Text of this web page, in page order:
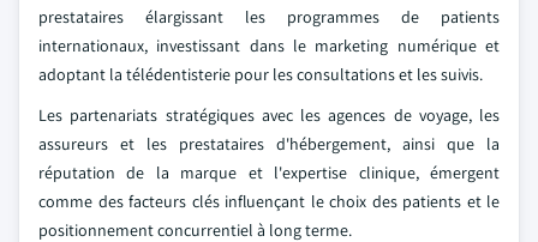
prestataires élargissant les programmes de patients
internationaux, investissant dans le marketing numérique et
adoptant la télédentisterie pour les consultations et les suivis.
Les partenariats stratégiques avec les agences de voyage, les
assureurs et les prestataires d'hébergement, ainsi que la
réputation de la marque et l'expertise clinique, émergent
comme des facteurs clés influençant le choix des patients et le
positionnement concurrentiel à long terme.